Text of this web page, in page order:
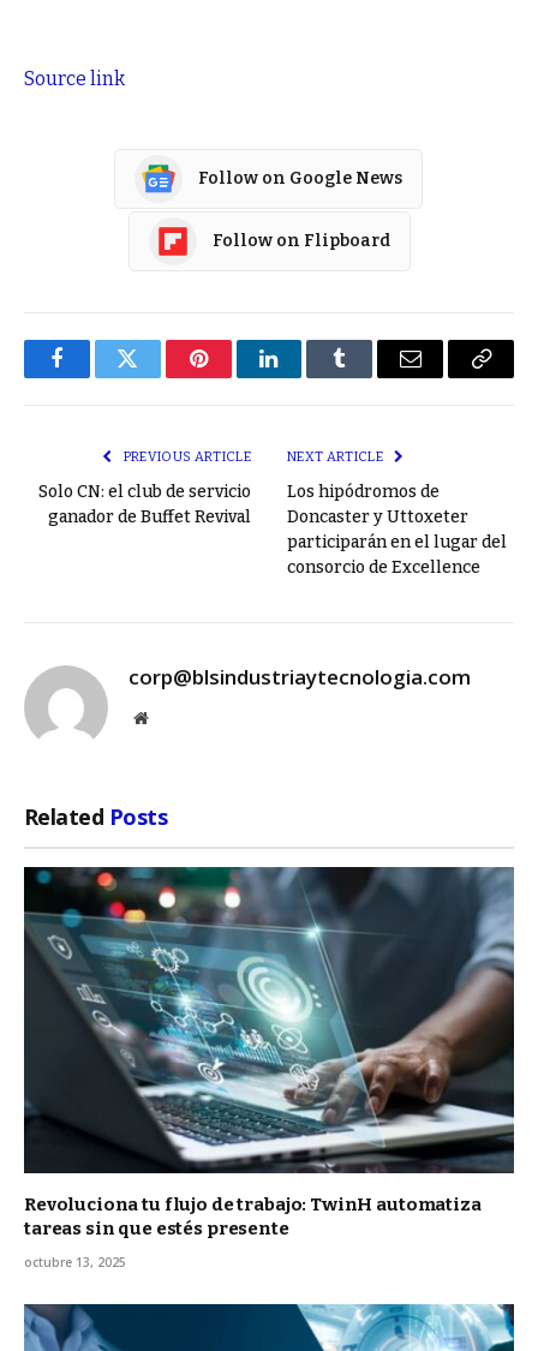
Source link
Follow on Google News
Follow on Flipboard
FacebookTwitter PinterestLinkedInTumblr Email
Copy
PREVIOUS ARTICLE
Solo CN: el club de servicio
ganador de Buffet Revival
NEXT ARTICLE
Los hipódromos de
Doncaster y Uttoxeter
participarán en el lugar del
consorcio de Excellence
corp@blsindustriaytecnologia.com
Website
Related Posts
Revoluciona tu flujo de trabajo: TwinH automatiza
tareas sin que estés presente
octubre 13, 2025